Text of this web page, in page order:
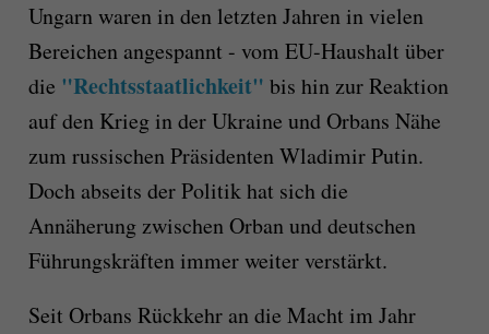
Ungarn waren in den letzten Jahren in vielen
Bereichen angespannt - vom EU-Haushalt über
die "Rechtsstaatlichkeit" bis hin zur Reaktion
auf den Krieg in der Ukraine und Orbans Nähe
zum russischen Präsidenten Wladimir Putin.
Doch abseits der Politik hat sich die
Annäherung zwischen Orban und deutschen
Führungskräften immer weiter verstärkt.
Seit Orbans Rückkehr an die Macht im Jahr